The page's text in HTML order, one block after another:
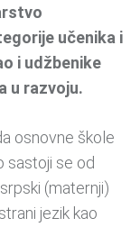
učenika i
i udžbenike
u razvoju.
osnovne škole
sastoji se od
(maternji)
jezik kao